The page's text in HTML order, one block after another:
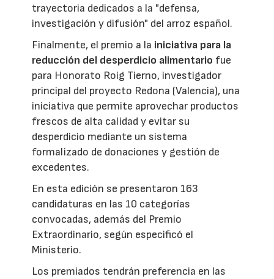
trayectoria dedicados a la "defensa,
investigación y difusión" del arroz español.
Finalmente, el premio a la iniciativa para la
reducción del desperdicio alimentario fue
para Honorato Roig Tierno, investigador
principal del proyecto Redona (Valencia), una
iniciativa que permite aprovechar productos
frescos de alta calidad y evitar su
desperdicio mediante un sistema
formalizado de donaciones y gestión de
excedentes.
En esta edición se presentaron 163
candidaturas en las 10 categorías
convocadas, además del Premio
Extraordinario, según especificó el
Ministerio.
Los premiados tendrán preferencia en las